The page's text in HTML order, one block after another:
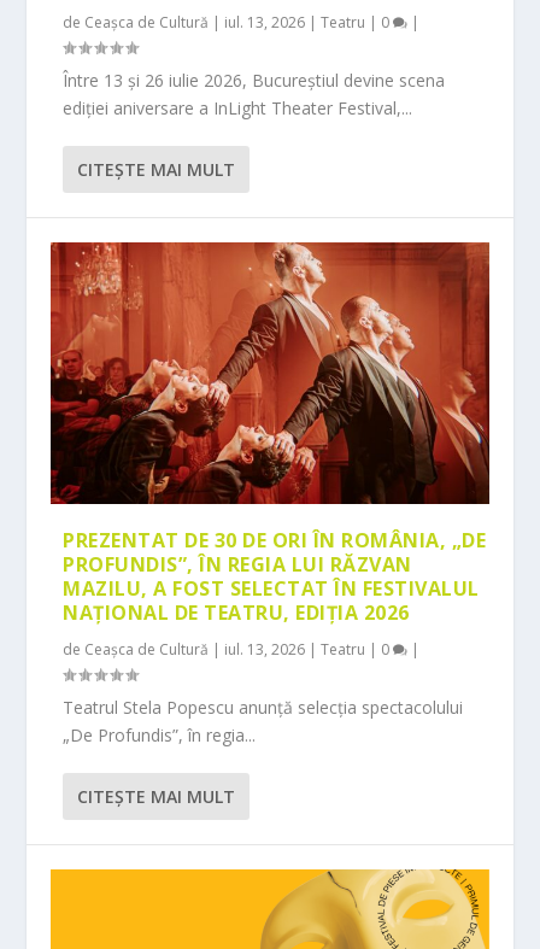
de Ceașca de Cultură | iul. 13, 2026 |Teatru | 0 |
Între 13 și 26 iulie 2026, Bucureștiul devine scena
ediției aniversare a InLight Theater Festival,...
CITEŞTE MAI MULT
PREZENTAT DE 30 DE ORI ÎN ROMÂNIA, „DE
PROFUNDIS”, ÎN REGIA LUI RĂZVAN
MAZILU, A FOST SELECTAT ÎN FESTIVALUL
NAȚIONAL DE TEATRU, EDIȚIA 2026
de Ceașca de Cultură | iul. 13, 2026 |Teatru | 0 |
Teatrul Stela Popescu anunță selecția spectacolului
„De Profundis”, în regia...
CITEŞTE MAI MULT